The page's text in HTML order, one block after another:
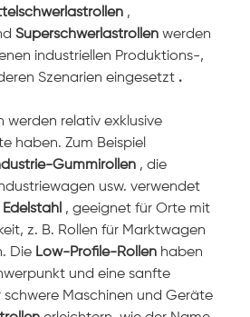
,
Superschwerlastrollen werden
industriellen Produktions-,
Szenarien eingesetzt .
werden relativ exklusive
haben. Zum Beispiel
Gummirollen , die
usw. verwendet
Edelstahl , geeignet für Orte mit
z. B. Rollen für Marktwagen
Die Low-Profile-Rollen haben
und eine sanfte
schwere Maschinen und Geräte